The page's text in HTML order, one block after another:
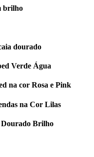
brilho
dourado
Verde Água
na cor Rosa e Pink
na Cor Lilas
Dourado Brilho